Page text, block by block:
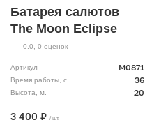
Батарея салютов
The Moon Eclipse
0.0 0 оценок
Артикул M0871
Время работы, с 36
Высота, м. 20
3 400 ₽ / шт.